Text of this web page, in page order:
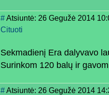
#Atsiuntė: 26 Gegužė 2014
Cituoti
Sekmadienį Era dalyvavo
Surinkom 120 balų ir
#Atsiuntė: 26 Gegužė 2014